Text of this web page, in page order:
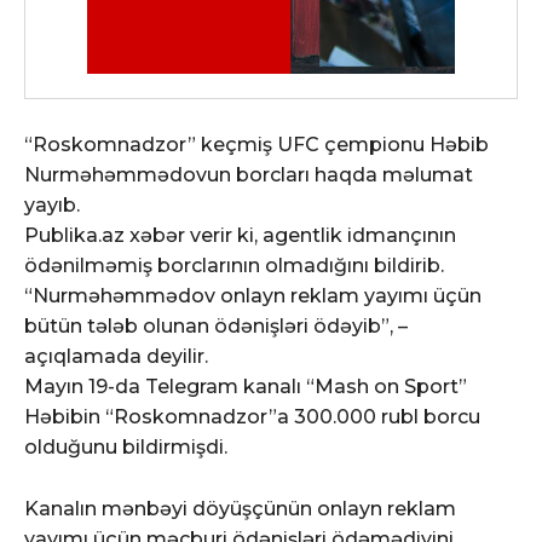
“Roskomnadzor” keçmiş UFC çempionu Həbib
Nurməhəmmədovun borcları haqda məlumat
yayıb.
Publika.az xəbər verir ki, agentlik idmançının
ödənilməmiş borclarının olmadığını bildirib.
“Nurməhəmmədov onlayn reklam yayımı üçün
bütün tələb olunan ödənişləri ödəyib”, –
açıqlamada deyilir.
Mayın 19-da Telegram kanalı “Mash on Sport”
Həbibin “Roskomnadzor”a 300.000 rubl borcu
olduğunu bildirmişdi.
Kanalın mənbəyi döyüşçünün onlayn reklam